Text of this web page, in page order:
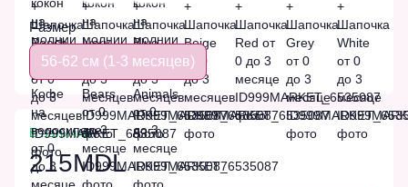
Размер
56-62 см (1-3 месяцев)
В наличии
215MDL